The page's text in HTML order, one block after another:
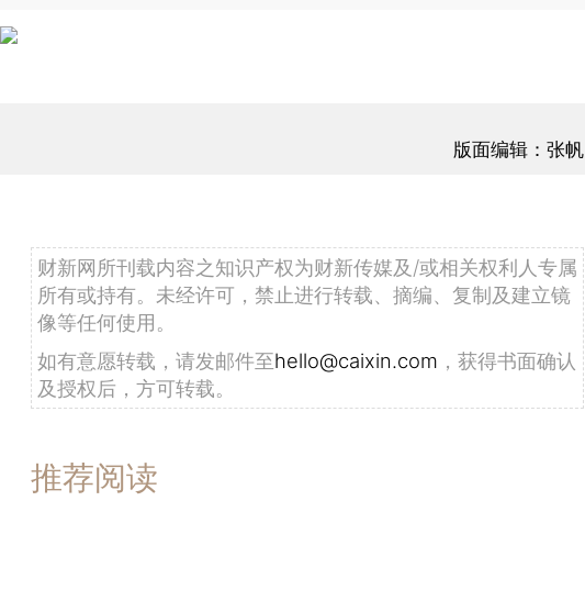
版面编辑：张帆
财新网所刊载内容之知识产权为财新传媒及/或相关权利人专属
所有或持有。未经许可，禁止进行转载、摘编、复制及建立镜
像等任何使用。
如有意愿转载，请发邮件至hello@caixin.com ，获得书面确认
及授权后，方可转载。
推荐阅读